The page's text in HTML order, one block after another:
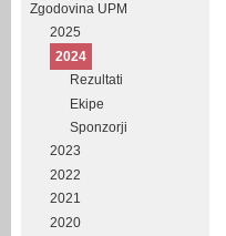
Zgodovina UPM
2025
2024
Rezultati
Ekipe
Sponzorji
2023
2022
2021
2020